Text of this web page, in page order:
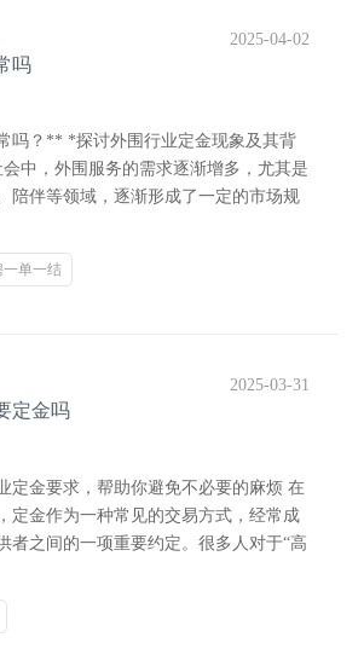
吗
2025-04-02
吗？** *探讨外围行业定金现象及其背
中，外围服务的需求逐渐增多，尤其是
陪伴等领域，逐渐形成了一定的市场规
一单一结
定金吗
2025-03-31
定金要求，帮助你避免不必要的麻烦 在
定金作为一种常见的交易方式，经常成
者之间的一项重要约定。很多人对于“高